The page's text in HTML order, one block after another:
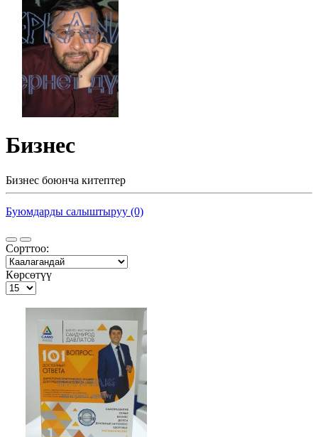
Бизнес
Бизнес боюнча китептер
Буюмдарды салыштыруу (0)
Сорттоо:
Көрсөтүү